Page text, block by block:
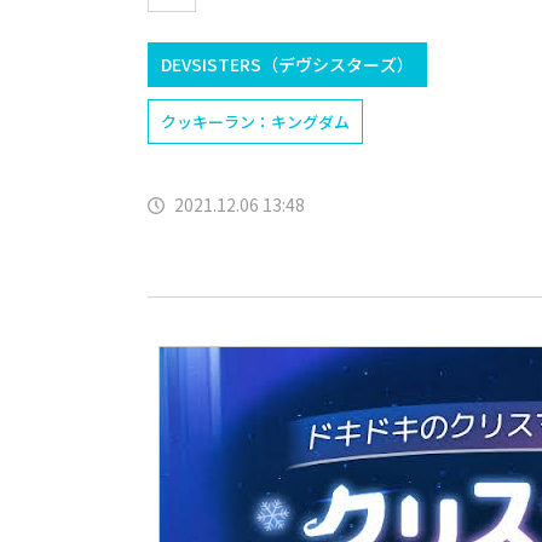
DEVSISTERS（デヴシスターズ）
クッキーラン：キングダム
2021.12.06 13:48